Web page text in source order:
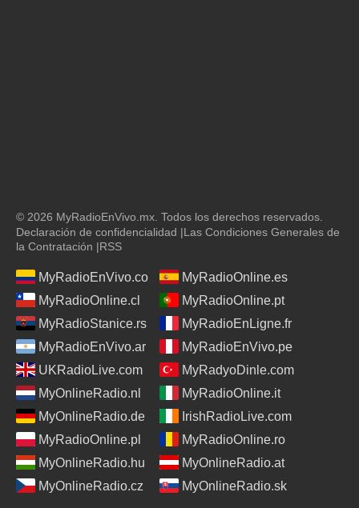
© 2026 MyRadioEnVivo.mx. Todos los derechos reservados.
Declaración de confidencialidad |Las Condiciones Generales de
la Contratación |RSS
MyRadioEnVivo.co
MyRadioOnline.es
MyRadioOnline.cl
MyRadioOnline.pt
MyRadioStanice.rs
MyRadioEnLigne.fr
MyRadioEnVivo.ar
MyRadioEnVivo.pe
UKRadioLive.com
MyRadyoDinle.com
MyOnlineRadio.nl
MyRadioOnline.it
MyOnlineRadio.de
IrishRadioLive.com
MyRadioOnline.pl
MyRadioOnline.ro
MyOnlineRadio.hu
MyOnlineRadio.at
MyOnlineRadio.cz
MyOnlineRadio.sk